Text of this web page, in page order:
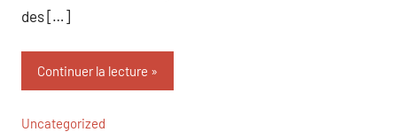
des […]
Continuer la lecture
Uncategorized